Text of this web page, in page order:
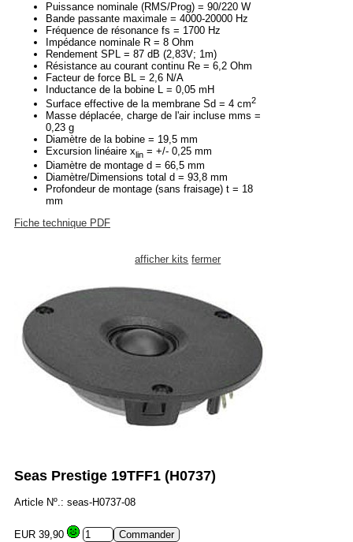
Puissance nominale (RMS/Prog) = 90/220 W
Bande passante maximale = 4000-20000 Hz
Fréquence de résonance fs = 1700 Hz
Impédance nominale R = 8 Ohm
Rendement SPL = 87 dB (2,83V; 1m)
Résistance au courant continu Re = 6,2 Ohm
Facteur de force BL = 2,6 N/A
Inductance de la bobine L = 0,05 mH
Surface effective de la membrane Sd = 4 cm2
Masse déplacée, charge de l'air incluse mms =
0,23 g
Diamètre de la bobine = 19,5 mm
Excursion linéaire xlin = +/- 0,25 mm
Diamètre de montage d = 66,5 mm
Diamètre/Dimensions total d = 93,8 mm
Profondeur de montage (sans fraisage) t = 18
mm
Fiche technique PDF
afficher kits fermer
Seas Prestige 19TFF1 (H0737)
Article Nº.: seas-H0737-08
EUR 39,90